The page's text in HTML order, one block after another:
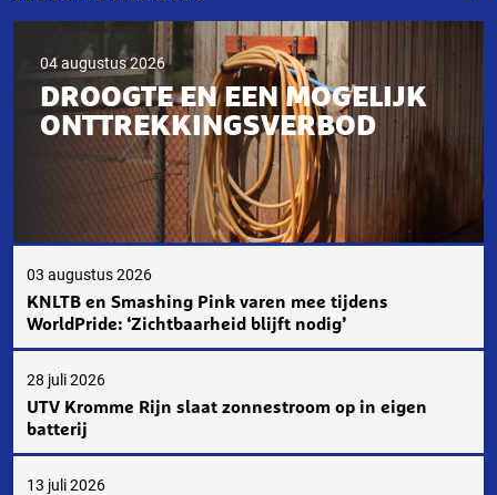
04 augustus 2026
DROOGTE EN EEN MOGELIJK
ONTTREKKINGSVERBOD
03 augustus 2026
KNLTB en Smashing Pink varen mee tijdens
WorldPride: ‘Zichtbaarheid blijft nodig’
28 juli 2026
UTV Kromme Rijn slaat zonnestroom op in eigen
batterij
13 juli 2026